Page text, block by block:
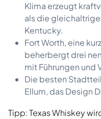
Klima erzeugt
als die
Kentucky.
Fort Worth, eine
beherbergt drei
mit Führungen und
Die besten
Ellum, das Design
Tipp: Texas Whiskey